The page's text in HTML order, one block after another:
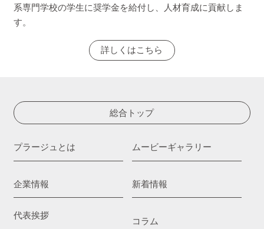
系専門学校の学生に奨学金を給付し、人材育成に貢献しま
す。
詳しくはこちら
総合トップ
プラージュとは
企業情報
代表挨拶
ムービーギャラリー
新着情報
コラム